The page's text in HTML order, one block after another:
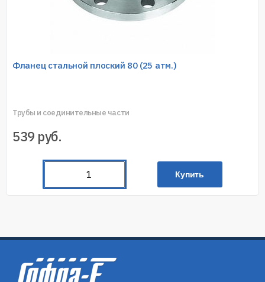
Фланец стальной плоский 80 (25 атм.)
Трубы и соединительные части
539 руб.
Купить